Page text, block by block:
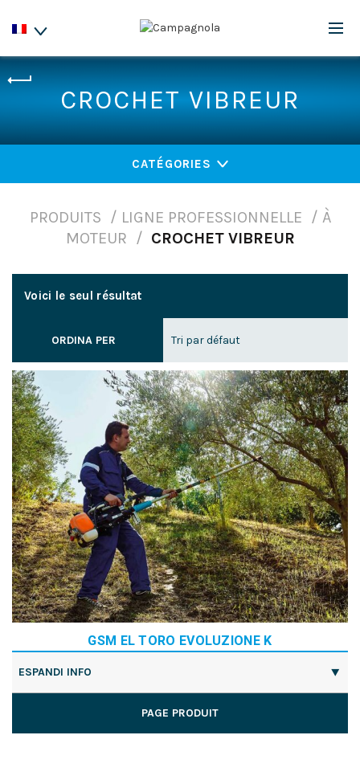
CROCHET VIBREUR
CATÉGORIES
PRODUITS LIGNE PROFESSIONNELLE
À
MOTEUR
CROCHET VIBREUR
Voici le seul résultat
ORDINA PER
GSM EL TORO EVOLUZIONE K
ESPANDI INFO
PAGE PRODUIT